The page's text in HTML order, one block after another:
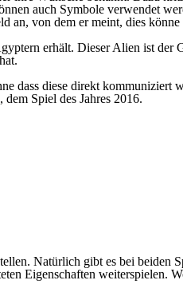
auch Symbole verwendet
von dem er meint, dies
erhält. Dieser Alien ist
diese direkt kommuniziert
, dem Spiel des Jahres 2016.
Natürlich gibt es bei beiden
Eigenschaften weiterspielen.